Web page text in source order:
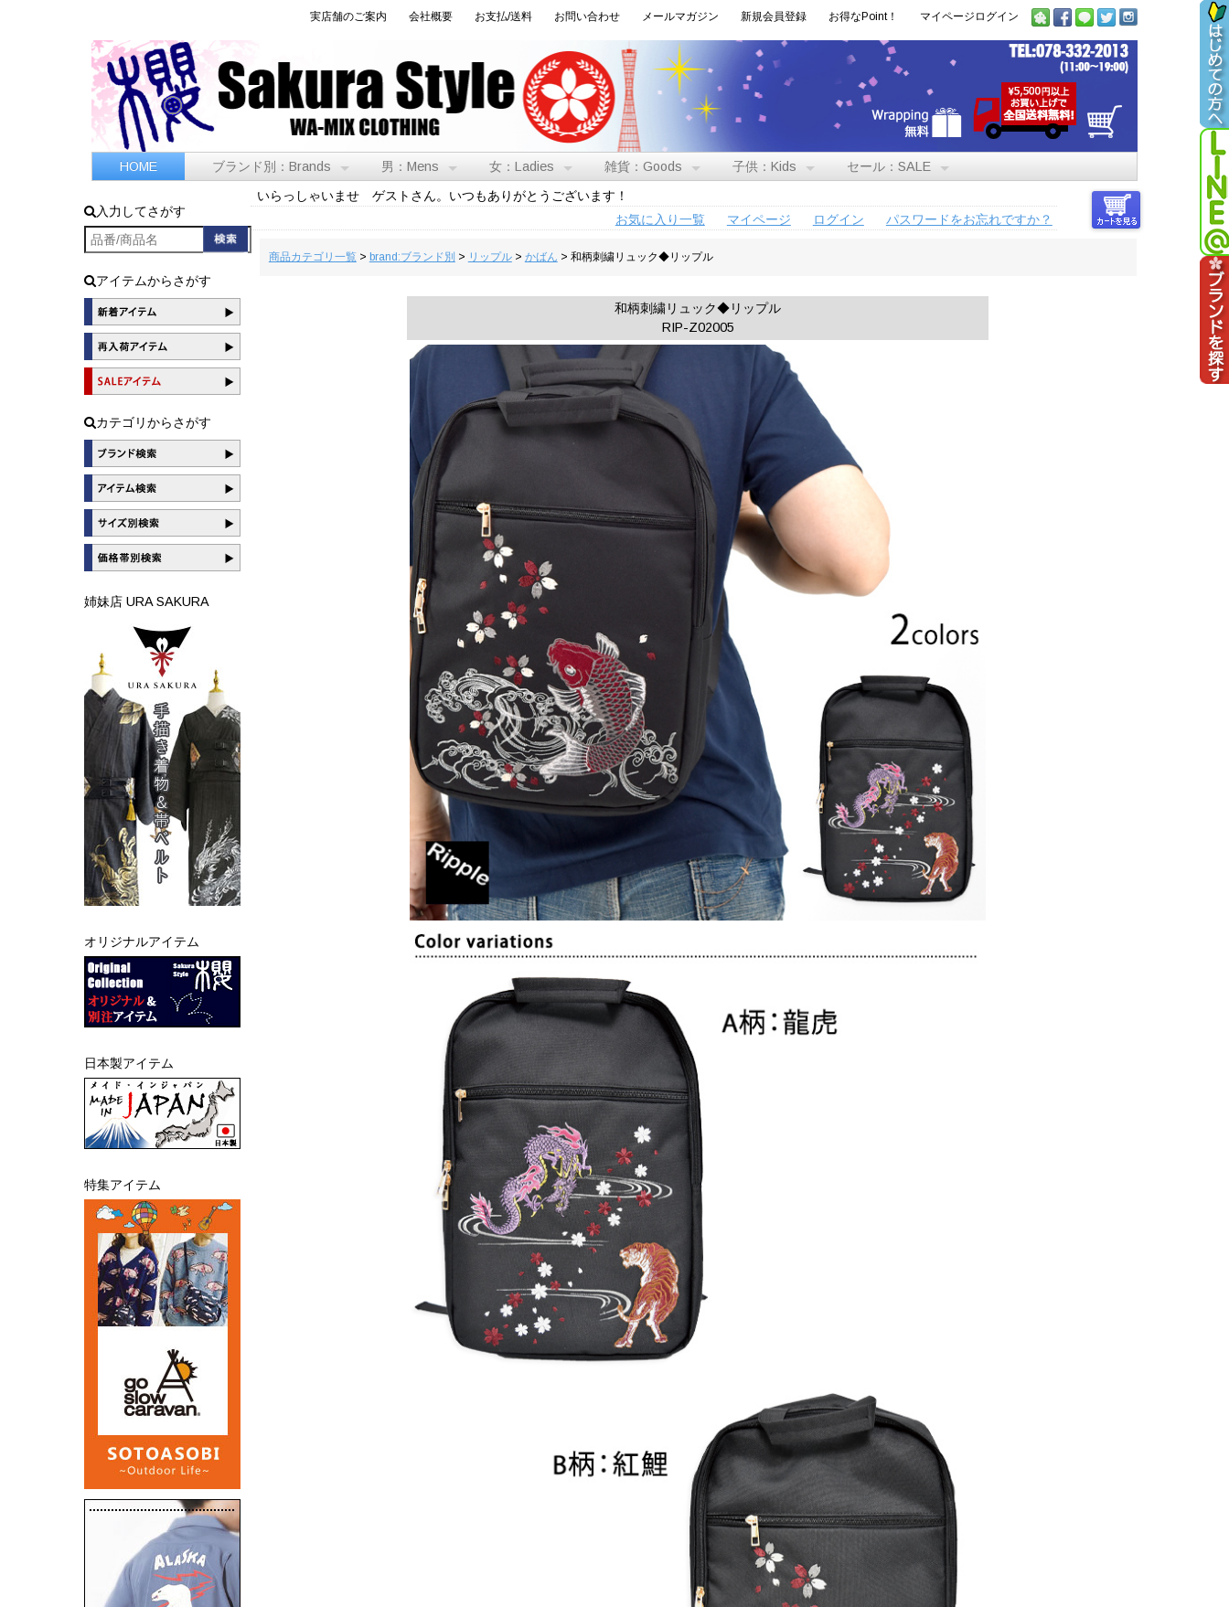
実店舗のご案内 会社概要 お支払/送料 お問い合わせ メールマガジン 新規会員登録 お得なPoint！ マイページログイン
HOME ブランド別：Brands 男：Mens 女：Ladies 雑貨：Goods 子供：Kids セール：SALE
入力してさがす
アイテムからさがす
カテゴリからさがす
姉妹店 URA SAKURA
オリジナルアイテム
日本製アイテム
特集アイテム
いらっしゃいませ ゲストさん。いつもありがとうございます！
お気に入り一覧
マイページ ログイン パスワードをお忘れですか？
商品カテゴリ一覧> brand:ブランド別 > リップル> かばん > 和柄刺繍リュック◆リップル
和柄刺繍リュック◆リップル
RIP-Z02005